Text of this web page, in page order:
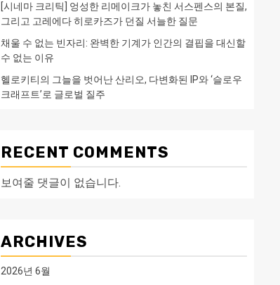
[시네마 크리틱] 엉성한 리메이크가 놓친 서스펜스의 본질,
그리고 고레에다 히로카즈가 던질 서늘한 질문
채울 수 없는 빈자리: 완벽한 기계가 인간의 결핍을 대신할
수 없는 이유
헬로키티의 그늘을 벗어난 산리오, 다변화된 IP와 ‘슬로우
크래프트’로 글로벌 질주
RECENT COMMENTS
보여줄 댓글이 없습니다.
ARCHIVES
2026년 6월